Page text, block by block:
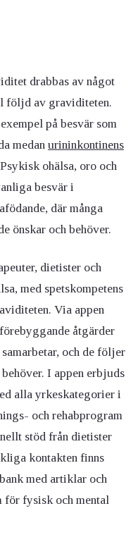
drabbas av något
följd av graviditeten.
på besvär som
medan urininkontinens
ohälsa, oro och
besvär i
där många
önskar och behöver.
dietister och
med spetskompetens
Via appen
åtgärder
och de följer
I appen erbjuds
alla yrkeskategorier i
och rehabprogram
stöd från dietister
kontakten finns
med artiklar och
för fysisk och mental